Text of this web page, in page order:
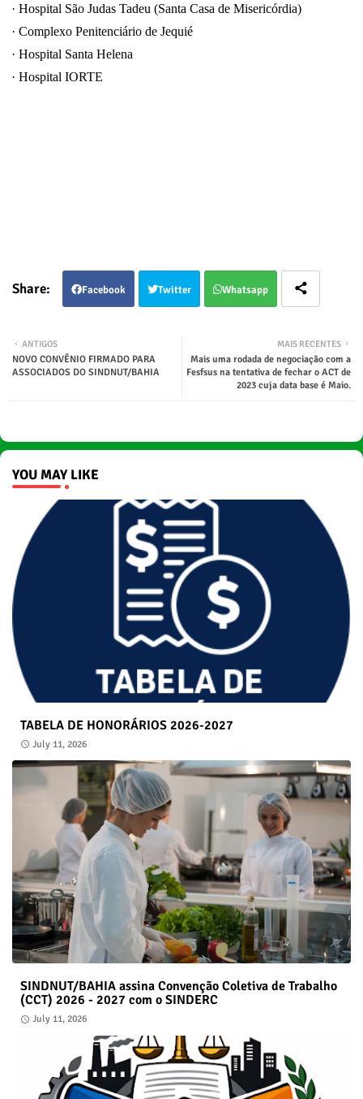
· Hospital São Judas Tadeu (Santa Casa de Misericórdia)
· Complexo Penitenciário de Jequié
· Hospital Santa Helena
· Hospital IORTE
Facebook Twitter Whatsapp
MAIS RECENTES
Mais uma rodada de negociação com a
Fesfsus na tentativa de fechar o ACT de
2023 cuja data base é Maio.
ANTIGOS
NOVO CONVÊNIO FIRMADO PARA
ASSOCIADOS DO SINDNUT/BAHIA
YOU MAY LIKE
TABELA DE HONORÁRIOS 2026-2027
July 11, 2026
SINDNUT/BAHIA assina Convenção Coletiva de Trabalho
(CCT) 2026 - 2027 com o SINDERC
July 11, 2026